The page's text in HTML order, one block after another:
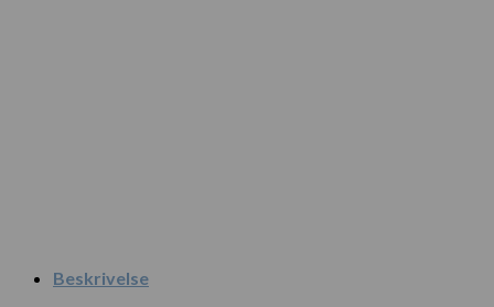
Beskrivelse